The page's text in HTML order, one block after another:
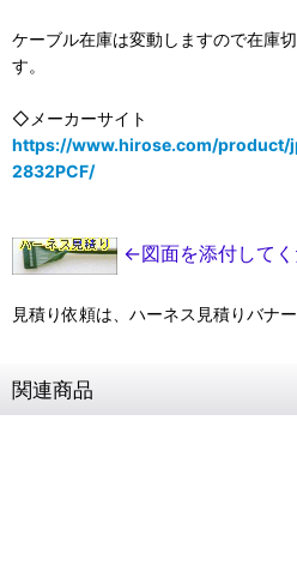
ケーブル在庫は変動しますので在庫
す。
◇メーカーサイト
https://www.hirose.com/product/
2832PCF/
←図面を添付してく
見積り依頼は、ハーネス見積りバナ
関連商品